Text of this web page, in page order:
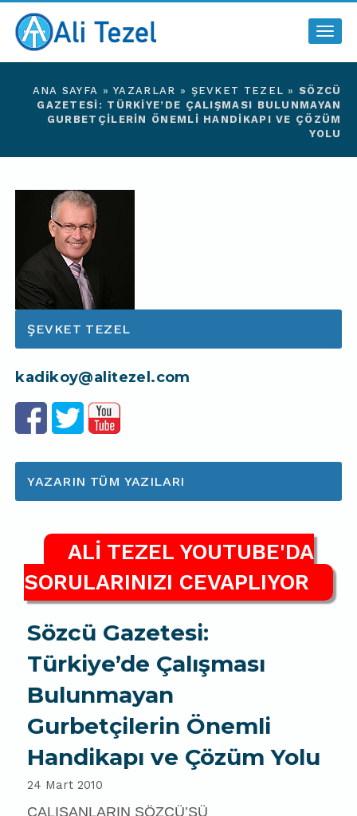
ANA SAYFA »YAZARLAR » ŞEVKET TEZEL »SÖZCÜ
GAZETESI: TÜRKIYE’DE ÇALIŞMASI BULUNMAYAN
GURBETÇILERIN ÖNEMLI HANDIKAPI VE ÇÖZÜM
YOLU
ŞEVKET TEZEL
kadikoy@alitezel.com
YAZARIN TÜM YAZILARI
ALİ TEZEL YOUTUBE'DA
SORULARINIZI CEVAPLIYOR
Sözcü Gazetesi:
Türkiye’de Çalışması
Bulunmayan
Gurbetçilerin Önemli
Handikapı ve Çözüm Yolu
24 Mart 2010
ÇALIŞANLARIN SÖZCÜ’SÜ